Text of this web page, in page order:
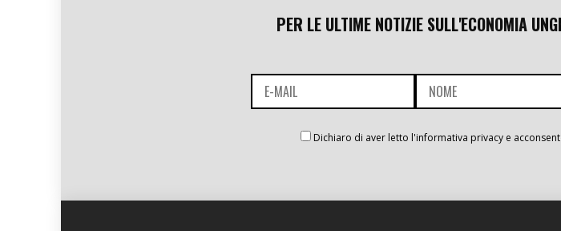
PER LE ULTIME NOTIZIE SULL'ECONOMIA
Dichiaro di aver letto l'informativa privacy e